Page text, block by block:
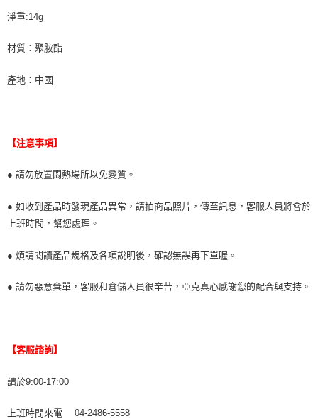
淨重:14g
材質：聚胺酯
產地：中國
【注意事項】
● 請勿放置悶熱場所以免變質。
● 如收到產品時發現產品異常，請拍商品照片，傳至訊息，客服人員將會於
上班時間，幫您處理。
● 煩請閱讀產品規格及各項說明後，確認無誤再下單喔。
● 請勿惡意棄單，客服和倉儲人員很辛苦，亞克真心感謝您的配合與支持。
【客服諮詢】
請於9:00-17:00
上班時間來電 04-2486-5558